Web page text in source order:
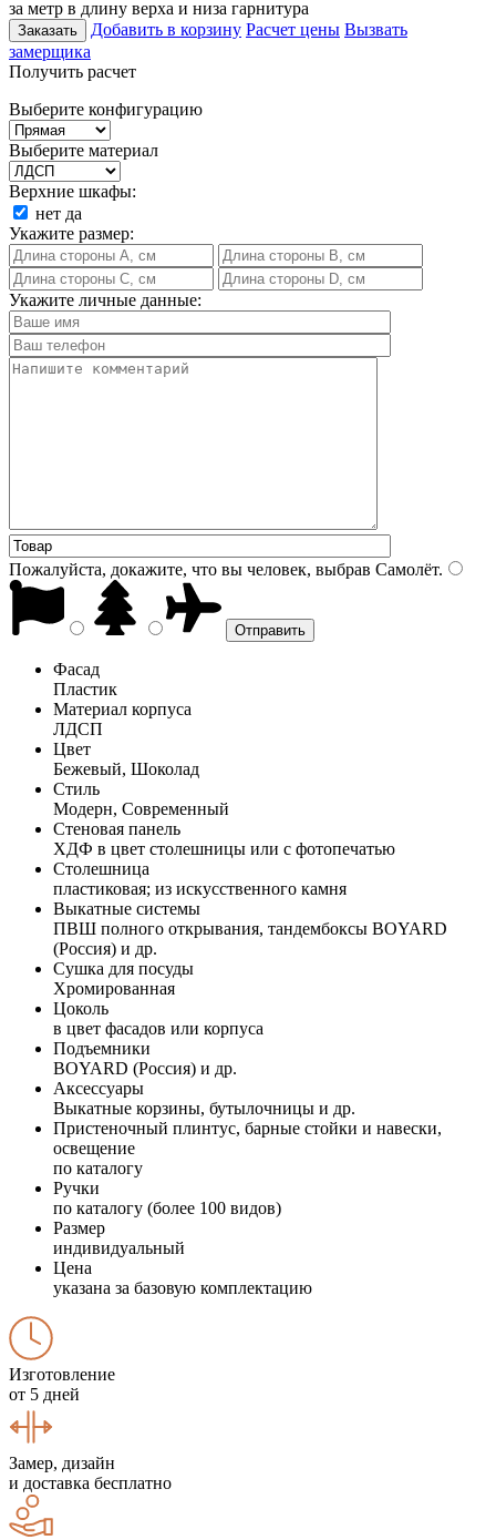
за метр в длину верха и низа гарнитура
Заказать Добавить в корзину Расчет цены Вызвать
замерщика
Получить расчет
Выберите конфигурацию
Выберите материал
Верхние шкафы:
нет да
Укажите размер:
Укажите личные данные:
Пожалуйста, докажите, что вы человек, выбрав Самолёт.
Фасад
Пластик
Материал корпуса
ЛДСП
Цвет
Бежевый, Шоколад
Стиль
Модерн, Современный
Стеновая панель
ХДФ в цвет столешницы или с фотопечатью
Столешница
пластиковая; из искусственного камня
Выкатные системы
ПВШ полного открывания, тандембоксы BOYARD
(Россия) и др.
Сушка для посуды
Хромированная
Цоколь
в цвет фасадов или корпуса
Подъемники
BOYARD (Россия) и др.
Аксессуары
Выкатные корзины, бутылочницы и др.
Пристеночный плинтус, барные стойки и навески,
освещение
по каталогу
Ручки
по каталогу (более 100 видов)
Размер
индивидуальный
Цена
указана за базовую комплектацию
Изготовление
от 5 дней
Замер, дизайн
и доставка бесплатно